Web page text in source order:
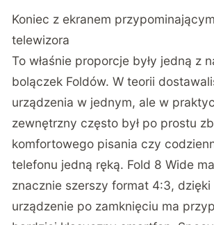
Koniec z ekranem
telewizora
To właśnie proporcje były jedną z
bolączek Foldów. W teorii
urządzenia w jednym, ale w
zewnętrzny często był po prostu
komfortowego pisania czy
telefonu jedną ręką. Fold 8 Wide
znacznie szerszy format 4:3, dzięki
urządzenie po zamknięciu ma